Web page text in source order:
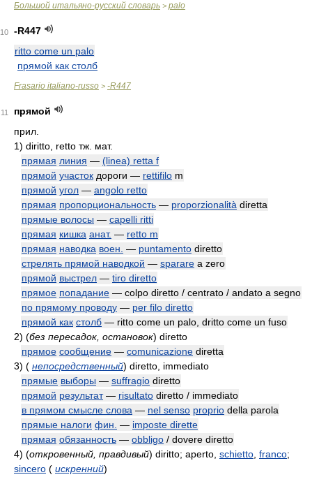
Большой итальяно-русский словарь > palo
10
-R447
ritto come un palo
прямой как столб
Frasario italiano-russo > -R447
11
прямой
прил.
1) diritto, retto тж. мат.
прямая линия — (linea) retta f
прямой участок дороги — rettifilo m
прямой угол — angolo retto
прямая пропорциональность — proporzionalità diretta
прямые волосы — capelli ritti
прямая кишка анат. — retto m
прямая наводка воен. — puntamento diretto
стрелять прямой наводкой — sparare a zero
прямой выстрел — tiro diretto
прямое попадание — colpo diretto / centrato / andato a segno
по прямому проводу — per filo diretto
прямой как столб — ritto come un palo, dritto come un fuso
2) (без пересадок, остановок) diretto
прямое сообщение — comunicazione diretta
3) ( непосредственный) diretto, immediato
прямые выборы — suffragio diretto
прямой результат— risultato diretto / immediato
в прямом смысле слова — nel senso proprio della parola
прямые налоги фин. — imposte dirette
прямая обязанность — obbligo / dovere diretto
4) (откровенный, правдивый) diritto; aperto, schietto franco;
sincero ( искренний)